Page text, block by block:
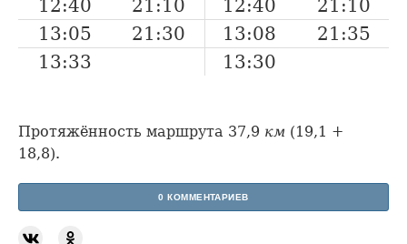
12:40 21:10 12:40
21:10
13:05
21:30 13:08
21:35
13:33
13:30
Протяжённость маршрута 37,9 км (19,1 +
18,8).
0 КОММЕНТАРИЕВ